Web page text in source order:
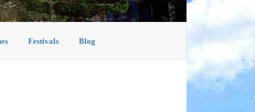
Festivals Blog